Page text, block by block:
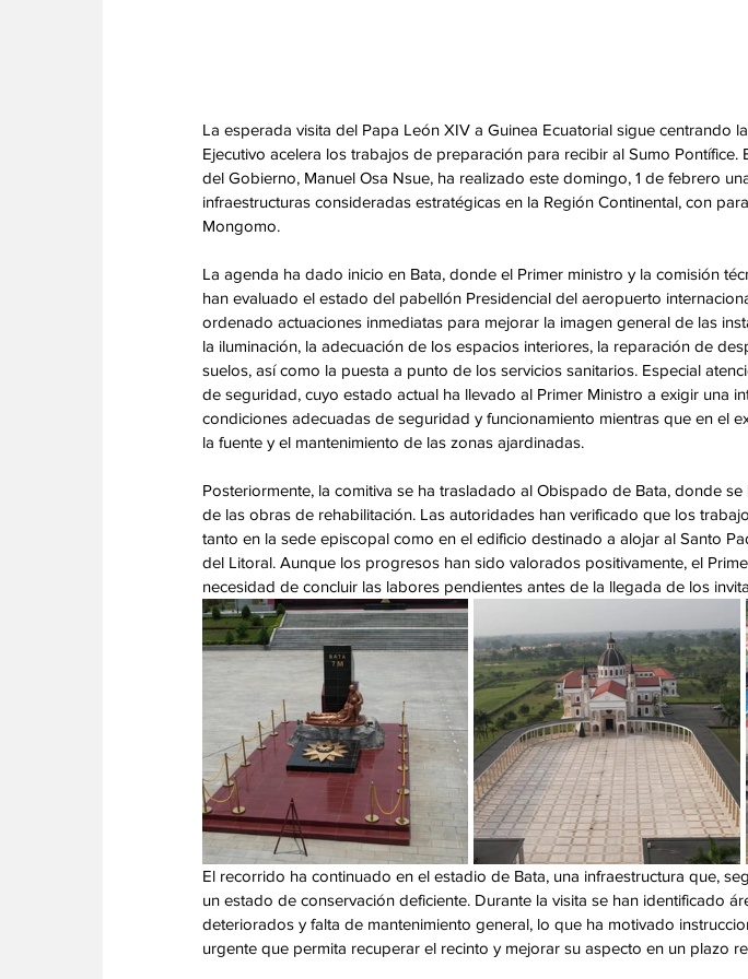
La esperada visita del Papa León XIV a Guinea Ecuatorial sigue centrando
Ejecutivo acelera los trabajos de preparación para recibir al Sumo Pontífice.
del Gobierno, Manuel Osa Nsue, ha realizado este domingo, 1 de febrero
infraestructuras consideradas estratégicas en la Región Continental, con
Mongomo.
La agenda ha dado inicio en Bata, donde el Primer ministro y la comisión
han evaluado el estado del pabellón Presidencial del aeropuerto
ordenado actuaciones inmediatas para mejorar la imagen general de las
la iluminación, la adecuación de los espacios interiores, la reparación de
suelos, así como la puesta a punto de los servicios sanitarios. Especial
de seguridad, cuyo estado actual ha llevado al Primer Ministro a exigir una
condiciones adecuadas de seguridad y funcionamiento mientras que en el
la fuente y el mantenimiento de las zonas ajardinadas.
Posteriormente, la comitiva se ha trasladado al Obispado de Bata, donde
de las obras de rehabilitación. Las autoridades han verificado que los
tanto en la sede episcopal como en el edificio destinado a alojar al Santo
del Litoral. Aunque los progresos han sido valorados positivamente, el
necesidad de concluir las labores pendientes antes de la llegada de los
El recorrido ha continuado en el estadio de Bata, una infraestructura que,
un estado de conservación deficiente. Durante la visita se han identificado
deteriorados y falta de mantenimiento general, lo que ha motivado
urgente que permita recuperar el recinto y mejorar su aspecto en un plazo